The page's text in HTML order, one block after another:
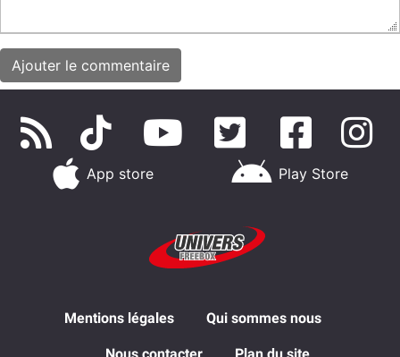
App store Play Store
Mentions légales Qui sommes nous